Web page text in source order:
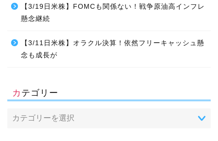
【3/19日米株】FOMCも関係ない！戦争原油高インフレ
懸念継続
【3/11日米株】オラクル決算！依然フリーキャッシュ懸
念も成長が
カテゴリー